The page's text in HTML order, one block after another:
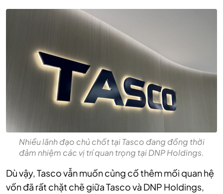
Nhiều lãnh đạo chủ chốt tại Tasco đang đồng thời
đảm nhiệm các vị trí quan trọng tại DNP Holdings.
Dù vậy, Tasco vẫn muốn củng cố thêm mối quan hệ
vốn đã rất chặt chẽ giữa Tasco và DNP Holdings,